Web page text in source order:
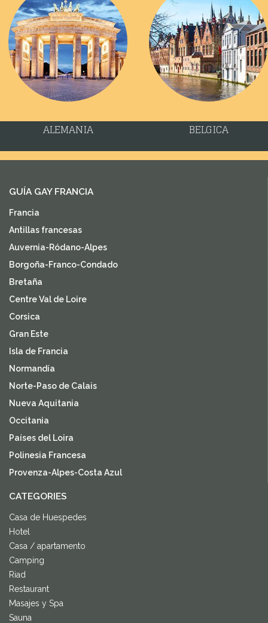
ALEMANIA BELGICA
GUÍA GAY FRANCIA
Francia
Antillas francesas
Auvernia-Ródano-Alpes
Borgoña-Franco-Condado
Bretaña
Centre Val de Loire
Corsica
Gran Este
Isla de Francia
Normandía
Norte-Paso de Calais
Nueva Aquitania
Occitania
Países del Loira
Polinesia Francesa
Provenza-Alpes-Costa Azul
CATEGORIES
Casa de Huespedes
Hotel
Casa / apartamento
Camping
Riad
Restaurant
Masajes y Spa
Sauna